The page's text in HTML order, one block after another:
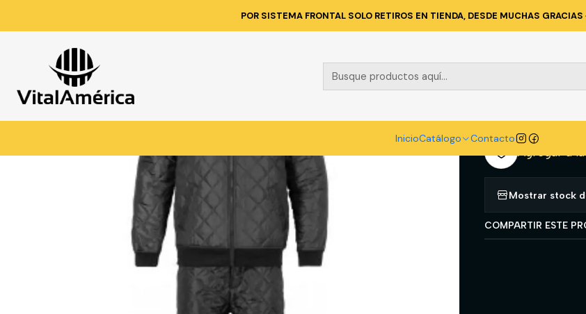
InicioCatálogo Contacto
POR SISTEMA FRONTAL SOLO RETIROS EN TIENDA, DESDE MUCHAS
Catálogo VESTIMENTA TECNICA Y CORPORATIVA ROPA TERMICA Y PRIMERA CAPA
|
PIJAMA
Cantidad
Agregar a
Mostrar stock
COMPARTIR ESTE